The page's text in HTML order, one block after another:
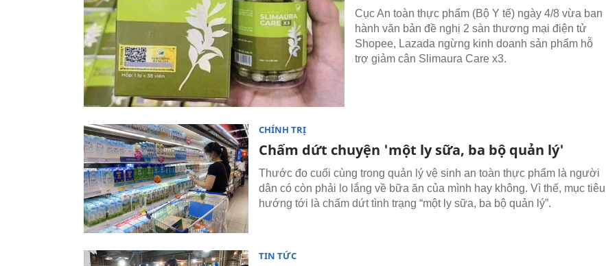
Cục An toàn thực phẩm (Bộ Y tế) ngày 4/8 vừa ban
hành văn bản đề nghị 2 sàn thương mại điện tử
Shopee, Lazada ngừng kinh doanh sản phẩm hỗ
trợ giảm cân Slimaura Care x3.
CHÍNH TRỊ
Chấm dứt chuyện 'một ly sữa, ba bộ quản lý'
Thước đo cuối cùng trong quản lý vệ sinh an toàn thực phẩm là người
dân có còn phải lo lắng về bữa ăn của mình hay không. Vì thế, mục tiêu
hướng tới là chấm dứt tình trạng “một ly sữa, ba bộ quản lý”.
TIN TỨC